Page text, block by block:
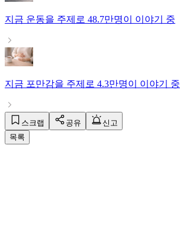
지금 운동을 주제로 48.7만명이 이야기 중
지금 포만감을 주제로 4.3만명이 이야기 중
스크랩 공유
신고
목록